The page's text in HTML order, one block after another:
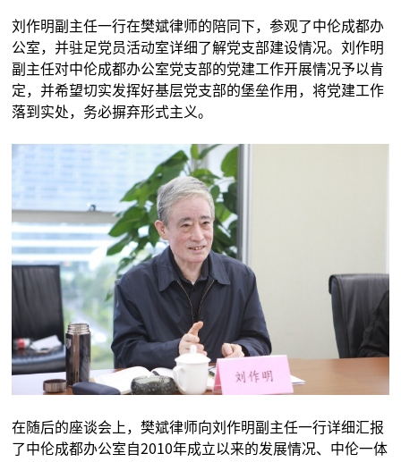
刘作明副主任一行在樊斌律师的陪同下，参观了中伦成都办
公室，并驻足党员活动室详细了解党支部建设情况。刘作明
副主任对中伦成都办公室党支部的党建工作开展情况予以肯
定，并希望切实发挥好基层党支部的堡垒作用，将党建工作
落到实处，务必摒弃形式主义。
在随后的座谈会上，樊斌律师向刘作明副主任一行详细汇报
了中伦成都办公室自2010年成立以来的发展情况、中伦一体